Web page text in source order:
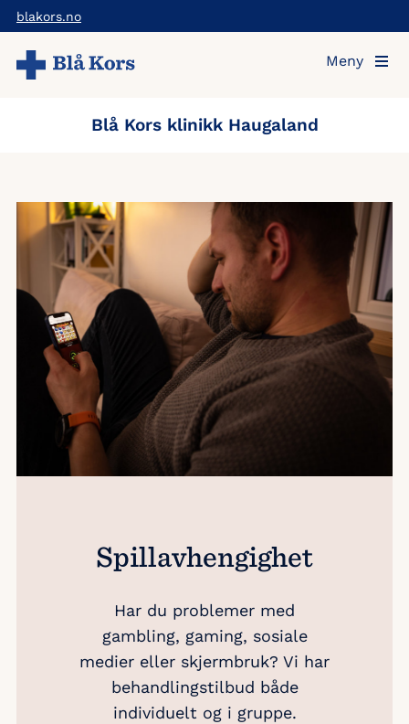
Hopp
til
hovedinnholdet
blakors.no
Meny
Blå Kors klinikk Haugaland
Spillavhengighet
Har du problemer med
gambling, gaming, sosiale
medier eller skjermbruk? Vi har
behandlingstilbud både
individuelt og i gruppe.